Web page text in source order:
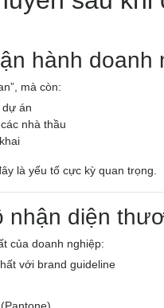
hành doanh
mà còn:
án
nhà thầu
là yếu tố cực kỳ quan trọng.
nhận diện
của doanh nghiệp:
với brand guideline